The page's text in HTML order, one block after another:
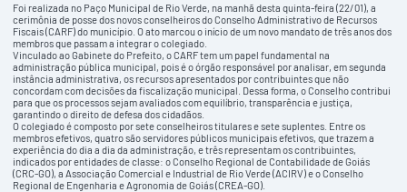
Foi realizada no Paço Municipal de Rio Verde, na manhã desta quinta-feira (22/01), a
cerimônia de posse dos novos conselheiros do Conselho Administrativo de Recursos
Fiscais (CARF) do município. O ato marcou o início de um novo mandato de três anos dos
membros que passam a integrar o colegiado.
Vinculado ao Gabinete do Prefeito, o CARF tem um papel fundamental na
administração pública municipal, pois é o órgão responsável por analisar, em segunda
instância administrativa, os recursos apresentados por contribuintes que não
concordam com decisões da fiscalização municipal. Dessa forma, o Conselho contribui
para que os processos sejam avaliados com equilíbrio, transparência e justiça,
garantindo o direito de defesa dos cidadãos.
O colegiado é composto por sete conselheiros titulares e sete suplentes. Entre os
membros efetivos, quatro são servidores públicos municipais efetivos, que trazem a
experiência do dia a dia da administração, e três representam os contribuintes,
indicados por entidades de classe: o Conselho Regional de Contabilidade de Goiás
(CRC-GO), a Associação Comercial e Industrial de Rio Verde (ACIRV) e o Conselho
Regional de Engenharia e Agronomia de Goiás (CREA-GO).